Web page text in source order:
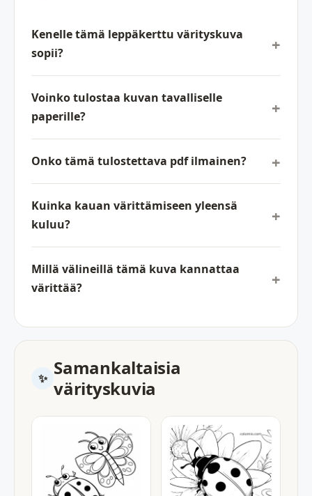
Kenelle tämä leppäkerttu värityskuva
sopii?
Voinko tulostaa kuvan tavalliselle
paperille?
Onko tämä tulostettava pdf ilmainen?
Kuinka kauan värittämiseen yleensä
kuluu?
Millä välineillä tämä kuva kannattaa
värittää?
Samankaltaisia
värityskuvia